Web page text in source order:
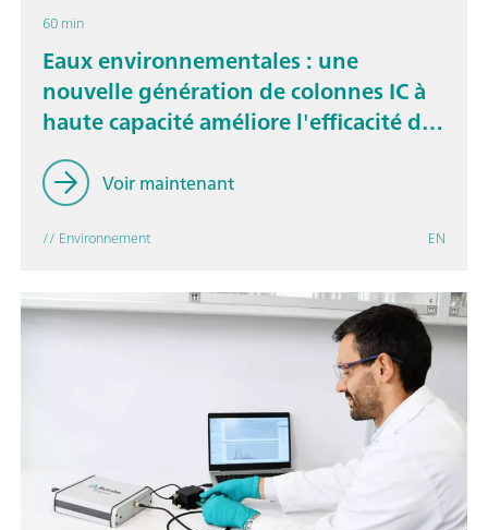
60 min
Eaux environnementales : une
nouvelle génération de colonnes IC à
haute capacité améliore l'efficacité des
analyses
Voir maintenant
// Environnement EN